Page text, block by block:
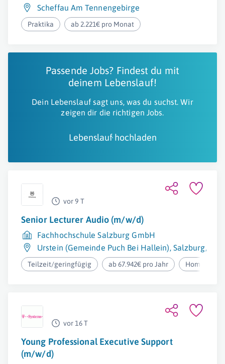
Scheffau Am Tennengebirge
Praktika ab 2.221€ pro Monat
Passende Jobs? Findest du mit
deinem Lebenslauf!
Dein Lebenslauf sagt uns, was du suchst. Wir
zeigen dir die richtigen Jobs.
Lebenslauf hochladen
vor 9 T
Senior Lecturer Audio (m/w/d)
Fachhochschule Salzburg GmbH
Urstein (Gemeinde Puch Bei Hallein), Salzburg,
Teilzeit/geringfügig ab 67.942€ pro Jahr Homeoffice
vor 16 T
Young Professional Executive Support
(m/w/d)